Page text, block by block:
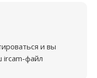
и вы
ircam-файл